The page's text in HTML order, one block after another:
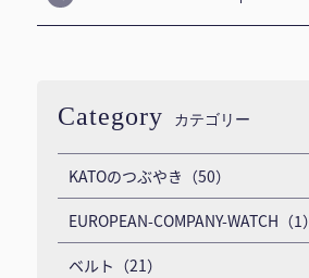
Category カテゴリー
KATOのつぶやき（50）
EUROPEAN-COMPANY-WATCH（1）
ベルト（21）